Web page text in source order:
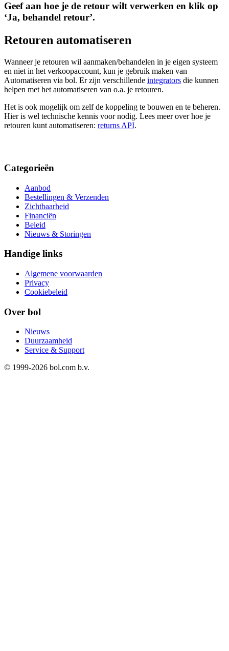
Geef aan hoe je de retour wilt verwerken en klik op
‘Ja, behandel retour’.
Retouren automatiseren
Wanneer je retouren wil aanmaken/behandelen in je eigen systeem
en niet in het verkoopaccount, kun je gebruik maken van
Automatiseren via bol. Er zijn verschillende integrators die kunnen
helpen met het automatiseren van o.a. je retouren.
Het is ook mogelijk om zelf de koppeling te bouwen en te beheren.
Hier is wel technische kennis voor nodig. Lees meer over hoe je
retouren kunt automatiseren: returns API.
Categorieën
Aanbod
Bestellingen & Verzenden
Zichtbaarheid
Financiën
Beleid
Nieuws & Storingen
Handige links
Algemene voorwaarden
Privacy
Cookiebeleid
Over bol
Nieuws
Duurzaamheid
Service & Support
© 1999-2026 bol.com b.v.